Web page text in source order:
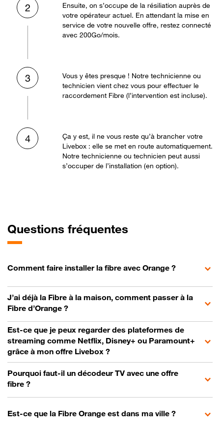
2
Ensuite, on s’occupe de la résiliation auprès de
votre opérateur actuel. En attendant la mise en
service de votre nouvelle offre, restez connecté
avec 200Go/mois.
3
Vous y êtes presque ! Notre technicienne ou
technicien vient chez vous pour effectuer le
raccordement Fibre (l’intervention est incluse).
4
Ça y est, il ne vous reste qu’à brancher votre
Livebox : elle se met en route automatiquement.
Notre technicienne ou technicien peut aussi
s’occuper de l’installation (en option).
Questions fréquentes
Comment faire installer la fibre avec Orange ?
J’ai déjà la Fibre à la maison, comment passer à la
Fibre d’Orange ?
Est-ce que je peux regarder des plateformes de
streaming comme Netflix, Disney+ ou Paramount+
grâce à mon offre Livebox ?
Pourquoi faut-il un décodeur TV avec une offre
fibre ?
Est-ce que la Fibre Orange est dans ma ville ?